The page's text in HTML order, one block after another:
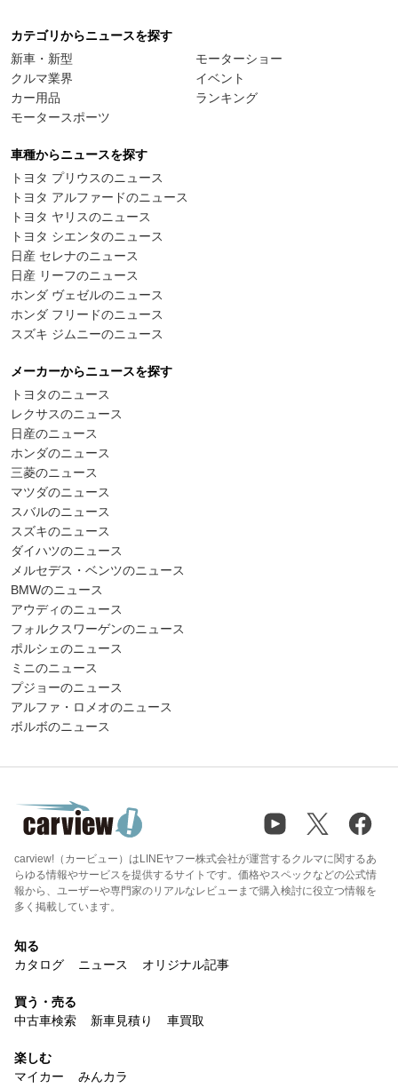
カテゴリからニュースを探す
新車・新型
クルマ業界
カー用品
モータースポーツ
モーターショー
イベント
ランキング
車種からニュースを探す
トヨタ プリウスのニュース
トヨタ アルファードのニュース
トヨタ ヤリスのニュース
トヨタ シエンタのニュース
日産 セレナのニュース
日産 リーフのニュース
ホンダ ヴェゼルのニュース
ホンダ フリードのニュース
スズキ ジムニーのニュース
メーカーからニュースを探す
トヨタのニュース
レクサスのニュース
日産のニュース
ホンダのニュース
三菱のニュース
マツダのニュース
スバルのニュース
スズキのニュース
ダイハツのニュース
メルセデス・ベンツのニュース
BMWのニュース
アウディのニュース
フォルクスワーゲンのニュース
ポルシェのニュース
ミニのニュース
プジョーのニュース
アルファ・ロメオのニュース
ボルボのニュース
carview!（カービュー）はLINEヤフー株式会社が運営するクルマに関するあ
らゆる情報やサービスを提供するサイトです。価格やスペックなどの公式情
報から、ユーザーや専門家のリアルなレビューまで購入検討に役立つ情報を
多く掲載しています。
知る
カタログ
ニュース オリジナル記事
買う・売る
中古車検索
新車見積り 車買取
楽しむ
マイカー
みんカラ